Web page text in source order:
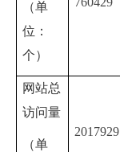
（单
位：
个）
网站总
访问量
（单
2017929